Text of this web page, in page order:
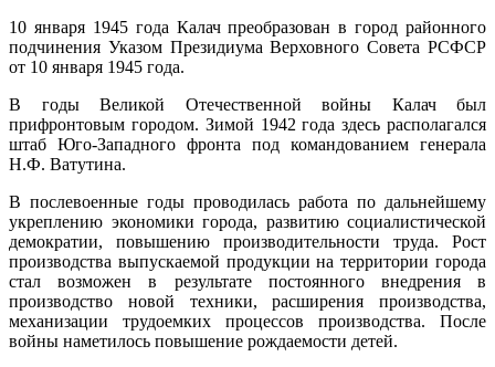
10 января 1945 года Калач преобразован в город районного
подчинения Указом Президиума Верховного Совета РСФСР
от 10 января 1945 года.
В годы Великой Отечественной войны Калач был
прифронтовым городом. Зимой 1942 года здесь располагался
штаб Юго-Западного фронта под командованием генерала
Н.Ф. Ватутина.
В послевоенные годы проводилась работа по дальнейшему
укреплению экономики города, развитию социалистической
демократии, повышению производительности труда. Рост
производства выпускаемой продукции на территории города
стал возможен в результате постоянного внедрения в
производство новой техники, расширения производства,
механизации трудоемких процессов производства. После
войны наметилось повышение рождаемости детей.